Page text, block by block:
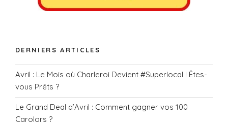
DERNIERS ARTICLES
Avril : Le Mois où Charleroi Devient #Superlocal ! Êtes-
vous Prêts ?
Le Grand Deal d’Avril : Comment gagner vos 100
Carolors ?